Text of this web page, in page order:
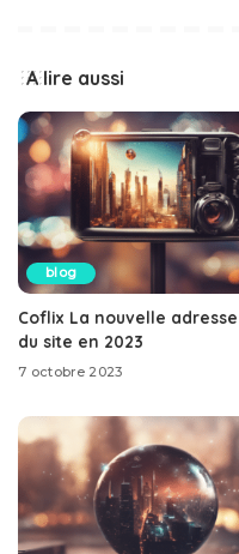
A lire aussi
blog
Coflix La nouvelle adresse
du site en 2023
7 octobre 2023